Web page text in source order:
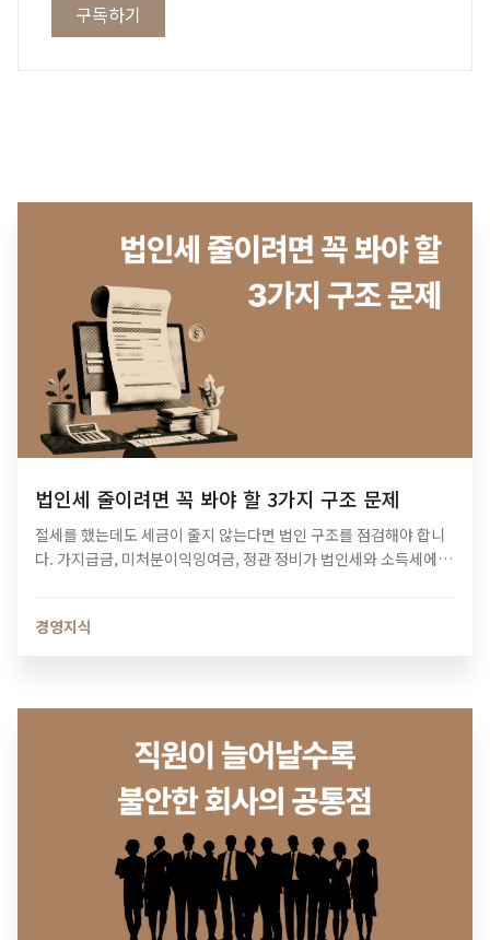
구독하기
법인세 줄이려면 꼭 봐야 할 3가지 구조 문제
절세를 했는데도 세금이 줄지 않는다면 법인 구조를 점검해야 합니
다. 가지급금, 미처분이익잉여금, 정관 정비가 법인세와 소득세에 미
경영지식